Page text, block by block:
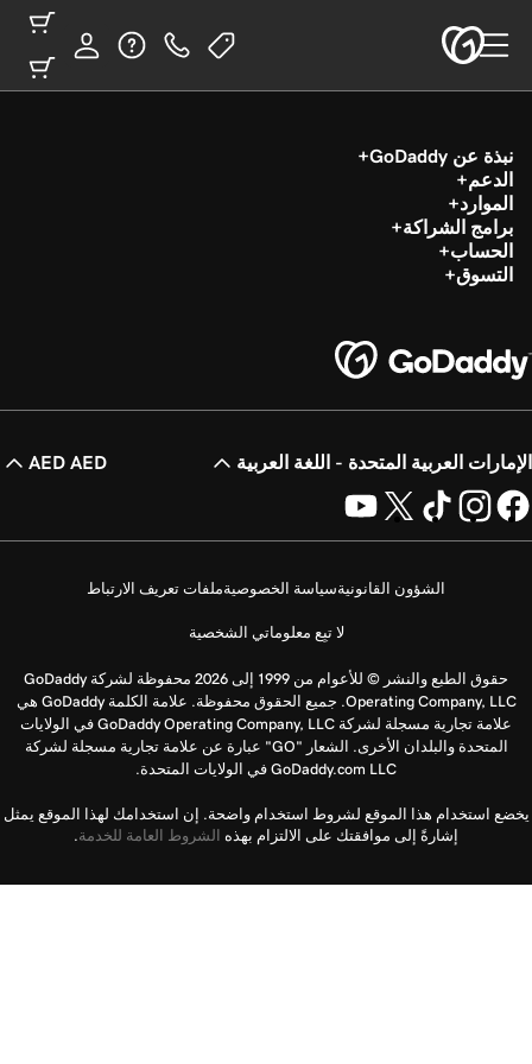
نبذة عن GoDaddy
الدعم
الموارد
برامج الشراكة
الحساب
التسوق
الإمارات العربية المتحدة - اللغة العربية AED AED
الشؤون القانونيةسياسة الخصوصيةملفات تعريف الارتباط
لا تبِع معلوماتي الشخصية
حقوق الطبع والنشر © للأعوام من 1999 إلى 2026 محفوظة لشركة GoDaddy
Operating Company, LLC. جميع الحقوق محفوظة. علامة الكلمة GoDaddy هي
علامة تجارية مسجلة لشركة GoDaddy Operating Company, LLC في الولايات
المتحدة والبلدان الأخرى. الشعار "GO" عبارة عن علامة تجارية مسجلة لشركة
GoDaddy.com LLC في الولايات المتحدة.
يخضع استخدام هذا الموقع لشروط استخدام واضحة. إن استخدامك لهذا الموقع يمثل
إشارةً إلى موافقتك على الالتزام بهذه الشروط العامة للخدمة.